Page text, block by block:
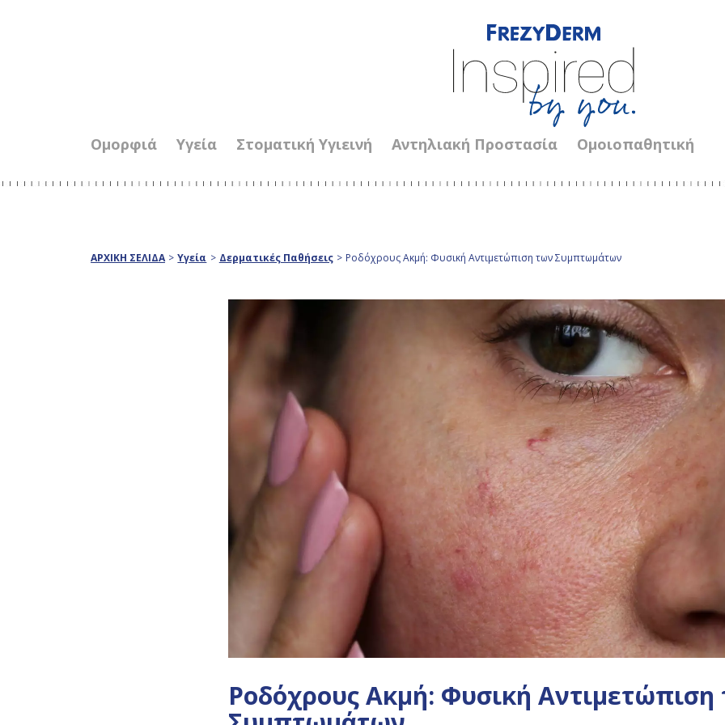
Ομορφιά Υγεία Στοματική Υγιεινή Αντηλιακή Προστασία Ομοιοπαθητική
ΑΡΧΙΚΗ ΣΕΛΙΔΑ > Υγεία > Δερματικές Παθήσεις > Ροδόχρους Ακμή: Φυσική Αντιμετώπιση των Συμπτωμάτων
Ροδόχρους Ακμή: Φυσική Αντιμετώπιση